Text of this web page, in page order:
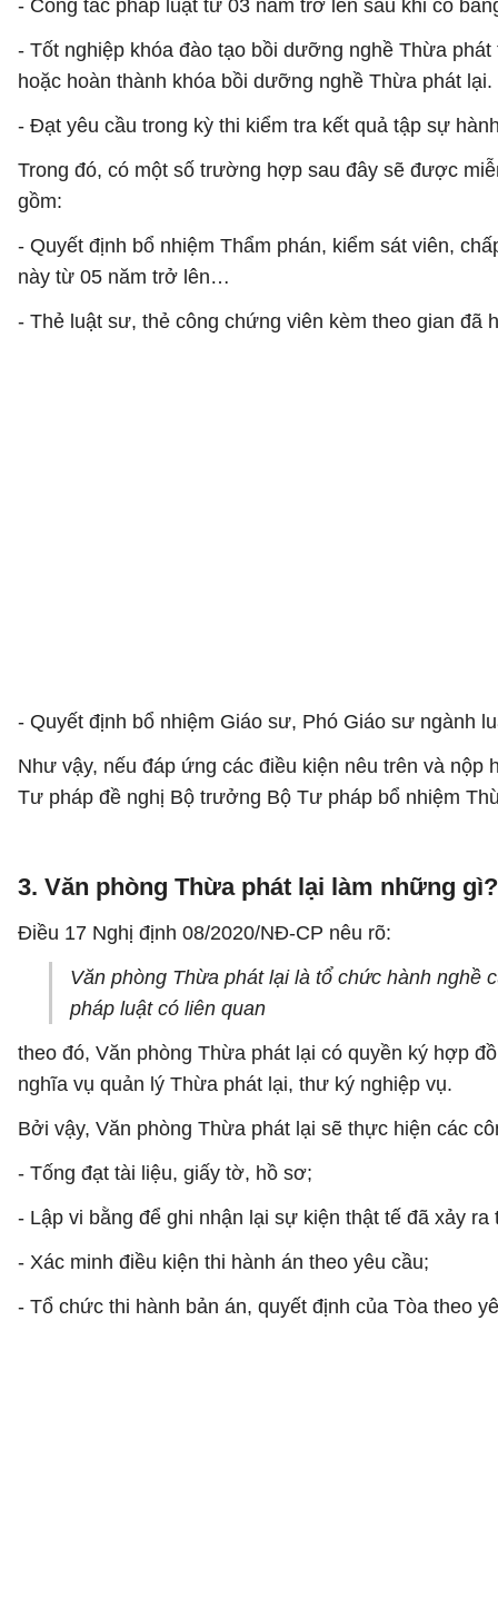
- Công tác pháp luật từ 03 năm trở lên sau khi có
- Tốt nghiệp khóa đào tạo bồi dưỡng nghề Thừa
hoặc hoàn thành khóa bồi dưỡng nghề Thừa phát lại.
- Đạt yêu cầu trong kỳ thi kiểm tra kết quả tập sự
Trong đó, có một số trường hợp sau đây sẽ được
gồm:
- Quyết định bổ nhiệm Thẩm phán, kiểm sát viên,
này từ 05 năm trở lên…
- Thẻ luật sư, thẻ công chứng viên kèm theo gian
- Quyết định bổ nhiệm Giáo sư, Phó Giáo sư ngành
Như vậy, nếu đáp ứng các điều kiện nêu trên và
Tư pháp đề nghị Bộ trưởng Bộ Tư pháp bổ nhiệm
3. Văn phòng Thừa phát lại làm những
Điều 17 Nghị định 08/2020/NĐ-CP nêu rõ:
Văn phòng Thừa phát lại là tổ chức hành nghề
pháp luật có liên quan
theo đó, Văn phòng Thừa phát lại có quyền ký hợp
nghĩa vụ quản lý Thừa phát lại, thư ký nghiệp vụ.
Bởi vậy, Văn phòng Thừa phát lại sẽ thực hiện các
- Tống đạt tài liệu, giấy tờ, hồ sơ;
- Lập vi bằng để ghi nhận lại sự kiện thật tế đã xảy
- Xác minh điều kiện thi hành án theo yêu cầu;
- Tổ chức thi hành bản án, quyết định của Tòa theo